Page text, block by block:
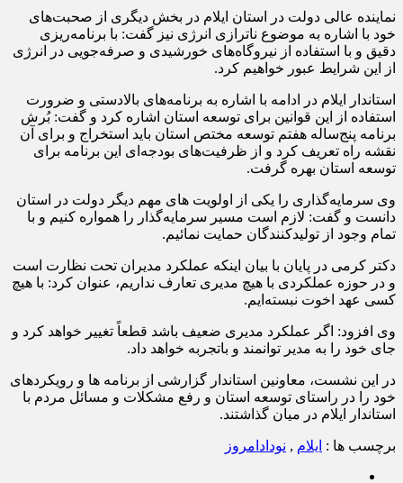
نماینده عالی دولت در استان ایلام در بخش دیگری از صحبت‌های
خود با اشاره به موضوع ناترازی انرژی نیز گفت: با برنامه‌‌ریزی
دقیق و با استفاده از نیروگاه‌های خورشیدی و صرفه‌جویی در انرژی
استاندار ایلام در ادامه با اشاره به برنامه‌های بالادستی و ضرورت
استفاده از این قوانین برای توسعه استان اشاره کرد و گفت: بُرش
برنامه پنج‌ساله هفتم توسعه مختص استان باید استخراج و برای آن
نقشه راه تعریف کرد و از ظرفیت‌های بودجه‌ای این برنامه‌ برای
وی سرمایه‌گذاری را یکی از اولویت های مهم دیگر دولت در استان
دانست و گفت: لازم است مسیر سرمایه‌گذار را همواره کنیم و با
دکتر کرمی در پایان با بیان اینکه عملکرد مدیران تحت نظارت است
و در حوزه عملکردی با هیچ مدیری تعارف نداریم، عنوان کرد: با هیچ
وی افزود: اگر عملکرد‌ مدیری ضعیف باشد قطعاً تغییر خواهد کرد و
در این نشست، معاونین استاندار گزارشی از برنامه ها و رویکردهای
خود را در راستای توسعه استان و رفع مشکلات و مسائل مردم با